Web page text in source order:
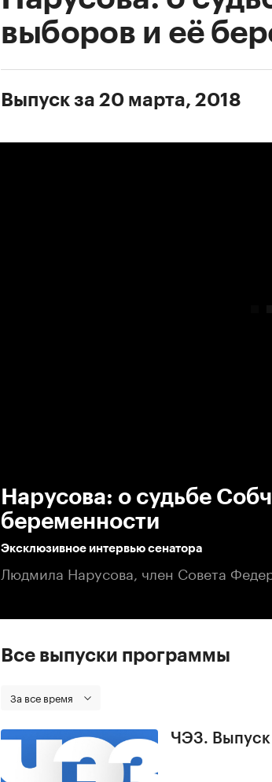
выборов и её
Выпуск за 20 марта, 2018
Нарусова: о судьбе
беременности
Эксклюзивное интервью сенатора
Людмила Нарусова, член Совета
Все выпуски программы
За все время
ЧЭЗ. Выпуск